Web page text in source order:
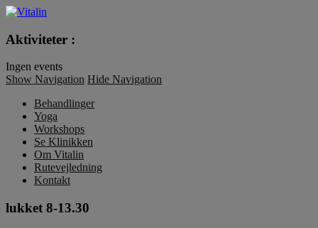
Aktiviteter :
Ingen events
Show Navigation Hide Navigation
Behandlinger
Yoga
Workshops
Se Klinikken
Om Vitalin
Rutevejledning
Kontakt
lukket 8-13.30